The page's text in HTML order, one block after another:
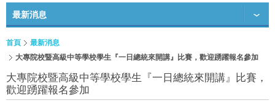
最新消息
首頁
最新消息
大專院校暨高級中等學校學生『一日總統來開講』比賽，歡迎踴躍報名參加
大專院校暨高級中等學校學生『一日總統來開講』比賽，
歡迎踴躍報名參加